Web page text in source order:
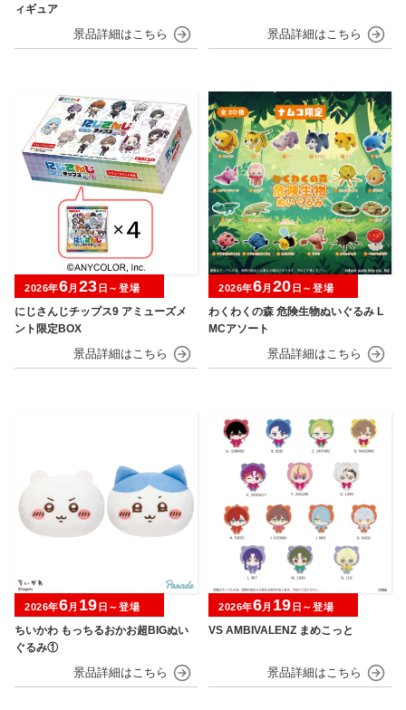
ィギュア
にじさんじチップス9 アミューズメ
ント限定BOX
2026年6月 23 日～登場
わくわくの森 危険生物ぬいぐるみ L
MCアソート
2026年6月 20 日～登場
ちいかわ もっちるおかお超BIGぬい
ぐるみ①
2026年6月 19 日～登場
VS AMBIVALENZ まめこっと
2026年6月 19 日～登場